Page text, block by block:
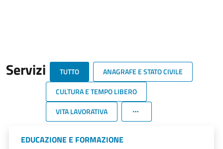
Servizi TUTTO
ANAGRAFE E STATO CIVILE
CULTURA E TEMPO LIBERO
VITA LAVORATIVA
EDUCAZIONE E FORMAZIONE